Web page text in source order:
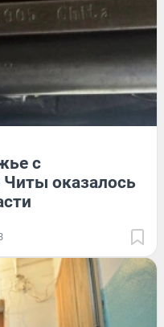
с
Читы оказалось